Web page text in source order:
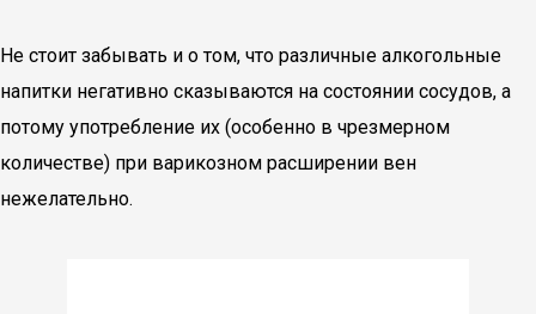
Не стоит забывать и о том, что различные алкогольные
напитки негативно сказываются на состоянии сосудов, а
потому употребление их (особенно в чрезмерном
количестве) при варикозном расширении вен
нежелательно.